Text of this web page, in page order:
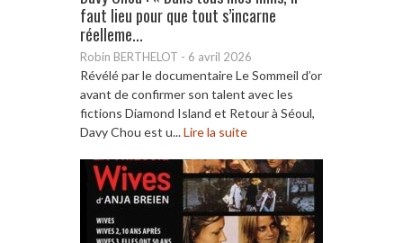
faut lieu pour que tout s’incarne
réelleme...
Robin BERTHELOT - 6 avril 2026
Révélé par le documentaire Le Sommeil d’or
avant de confirmer son talent avec les
fictions Diamond Island et Retour à Séoul,
Davy Chou est u...Lire la suite